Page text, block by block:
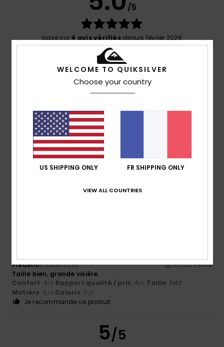
/5
basé sur 4 avis vérifiésdepuis février 2026
100% de nos clients recommandent ce produit
Confort
Rapport qualité / prix
4.3
Taille
Trop petit Trop grand
Matière
Coloris
Frederic6 juillet 2026
Achat vérifié
Taille bien, grande visière.
Confort: 4/5 Rapport qualité / prix: 4/5 Taille: Petit
Matière: 5/5 Coloris: 5 /5
Je recommande ce produit
5/5
WELCOME TO QUIKSILVER
Choose your country
US SHIPPING ONLY FR SHIPPING ONLY
VIEW ALL COUNTRIES